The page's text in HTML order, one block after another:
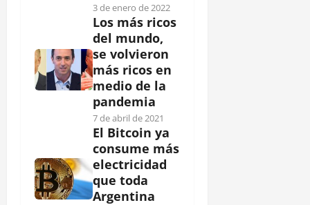
3 de enero de 2022
Los más ricos
del mundo,
se volvieron
más ricos en
medio de la
pandemia
7 de abril de 2021
El Bitcoin ya
consume más
electricidad
que toda
Argentina